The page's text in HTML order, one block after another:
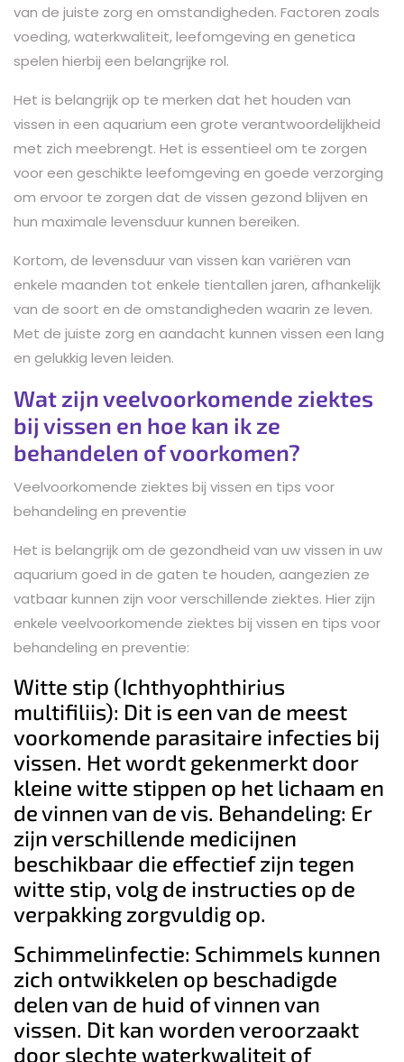
van de juiste zorg en omstandigheden. Factoren zoals
voeding, waterkwaliteit, leefomgeving en genetica
spelen hierbij een belangrijke rol.
Het is belangrijk op te merken dat het houden van
vissen in een aquarium een ​​grote verantwoordelijkheid
met zich meebrengt. Het is essentieel om te zorgen
voor een geschikte leefomgeving en goede verzorging
om ervoor te zorgen dat de vissen gezond blijven en
hun maximale levensduur kunnen bereiken.
Kortom, de levensduur van vissen kan variëren van
enkele maanden tot enkele tientallen jaren, afhankelijk
van de soort en de omstandigheden waarin ze leven.
Met de juiste zorg en aandacht kunnen vissen een lang
en gelukkig leven leiden.
Wat zijn veelvoorkomende ziektes
bij vissen en hoe kan ik ze
behandelen of voorkomen?
Veelvoorkomende ziektes bij vissen en tips voor
behandeling en preventie
Het is belangrijk om de gezondheid van uw vissen in uw
aquarium goed in de gaten te houden, aangezien ze
vatbaar kunnen zijn voor verschillende ziektes. Hier zijn
enkele veelvoorkomende ziektes bij vissen en tips voor
behandeling en preventie:
Witte stip (Ichthyophthirius
multifiliis): Dit is een van de meest
voorkomende parasitaire infecties bij
vissen. Het wordt gekenmerkt door
kleine witte stippen op het lichaam en
de vinnen van de vis. Behandeling: Er
zijn verschillende medicijnen
beschikbaar die effectief zijn tegen
witte stip, volg de instructies op de
verpakking zorgvuldig op.
Schimmelinfectie: Schimmels kunnen
zich ontwikkelen op beschadigde
delen van de huid of vinnen van
vissen. Dit kan worden veroorzaakt
door slechte waterkwaliteit of